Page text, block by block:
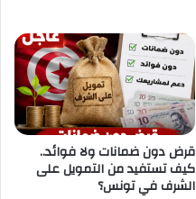
قرض دون ضمانات ولا فوائد..
كيف تستفيد من التمويل على
الشرف في تونس؟